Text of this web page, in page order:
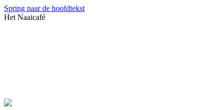
Spring naar de hoofdtekst
Het Naaicafé